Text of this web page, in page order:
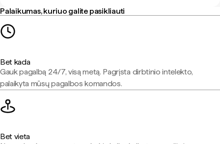
Palaikumas, kuriuo galite pasikliauti
Bet kada
Gauk pagalbą 24/7, visą metą. Pagrįsta dirbtinio intelekto,
palaikyta mūsų pagalbos komandos.
Bet vieta